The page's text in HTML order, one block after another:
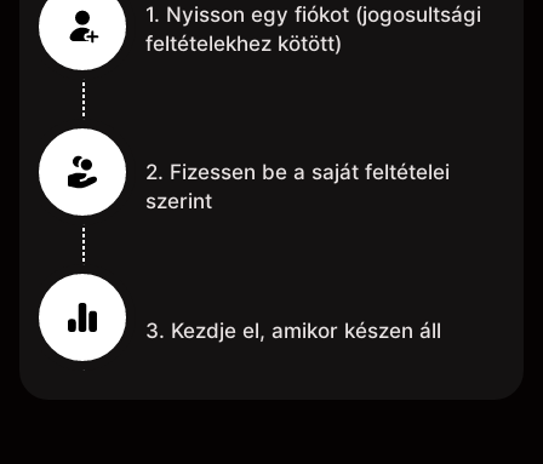
1. Nyisson egy fiókot (jogosultsági
feltételekhez kötött)
2. Fizessen be a saját feltételei
szerint
3. Kezdje el, amikor készen áll